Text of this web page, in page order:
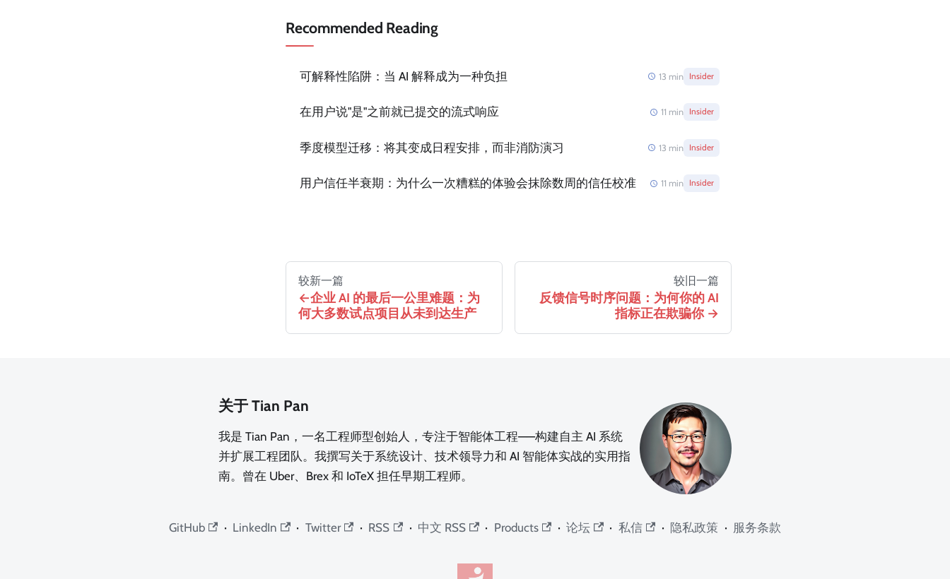
Recommended Reading
可解释性陷阱：当 AI 解释成为一种负担 13 min Insider
在用户说"是"之前就已提交的流式响应 11 min Insider
季度模型迁移：将其变成日程安排，而非消防演习 13 min Insider
用户信任半衰期：为什么一次糟糕的体验会抹除数周的信任校准 11 min Insider
较新一篇
企业 AI 的最后一公里难题：为
何大多数试点项目从未到达生产
较旧一篇
反馈信号时序问题：为何你的 AI
指标正在欺骗你
关于 Tian Pan
我是 Tian Pan，一名工程师型创始人，专注于智能体工程——构建自主 AI 系统
并扩展工程团队。我撰写关于系统设计、技术领导力和 AI 智能体实战的实用指
南。曾在 Uber、Brex 和 IoTeX 担任早期工程师。
GitHub · LinkedIn · Twitter · RSS · 中文 RSS · Products · 论坛 · 私信 · 隐私政策 · 服务条款